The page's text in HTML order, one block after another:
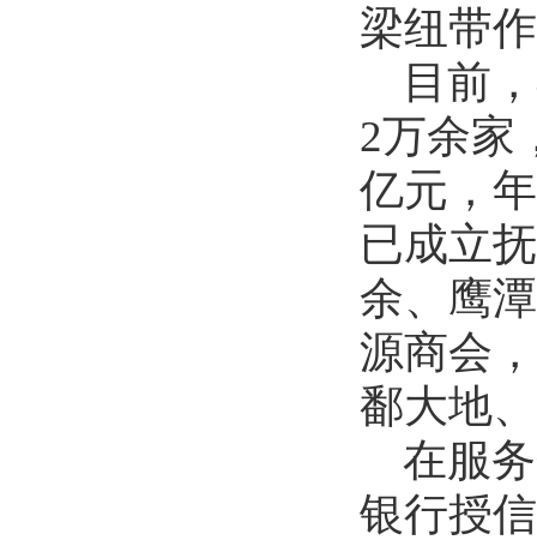
梁纽带
目前
2万余家
亿元，
已成立
余、鹰
源商会
鄱大地
在服
银行授